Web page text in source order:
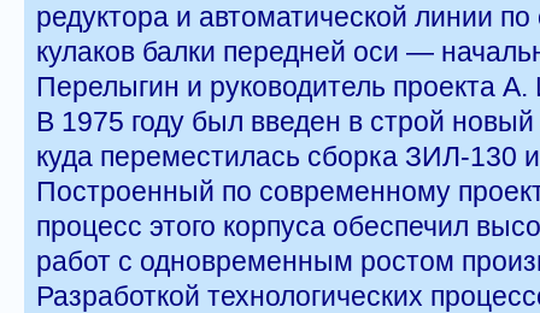
редуктора и автоматической линии
кулаков балки передней оси —
Перелыгин и руководитель проекта
В 1975 году был введен в строй
куда переместилась сборка ЗИЛ-130
Построенный по современному
процесс этого корпуса обеспечил
работ с одновременным ростом
Разработкой технологических